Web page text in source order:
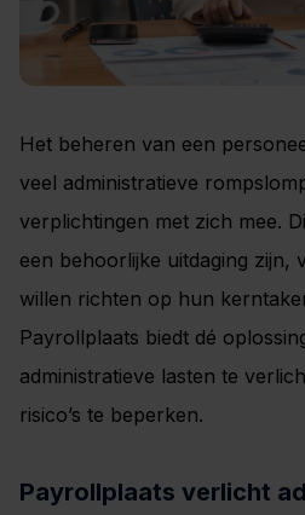
Het beheren van een
veel administratieve
verplichtingen met zich mee.
een behoorlijke uitdaging zijn,
willen richten op hun
Payrollplaats biedt dé
administratieve lasten te
risico’s te beperken.
Payrollplaats verlicht